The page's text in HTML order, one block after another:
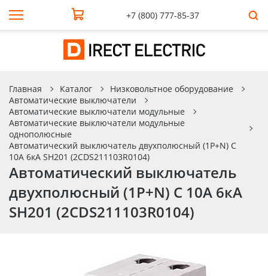
+7 (800) 777-85-37
Главная Каталог
Низковольтное оборудование
Автоматические выключатели
Автоматические выключатели модульные
Автоматические выключатели модульные
однополюсные
Автоматический выключатель двухполюсный (1P+N) C
10А 6кА SH201 (2CDS211103R0104)
Автоматический выключатель
двухполюсный (1P+N) C 10А 6кА
SH201 (2CDS211103R0104)